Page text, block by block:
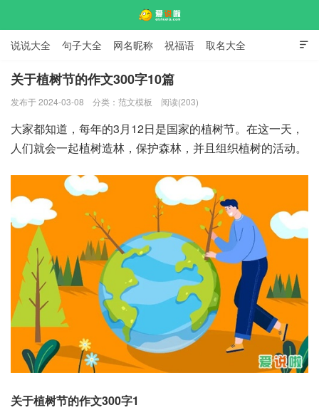

说说大全 句子大全 网名昵称 祝福语 取名大全
标语口号 签名大全
关于植树节的作文300字10篇
发布于 2024-03-08 分类： 范文模板 阅读(203)
大家都知道，每年的3月12日是国家的植树节。在这一天，
人们就会一起植树造林，保护森林，并且组织植树的活动。
关于植树节的作文300字1